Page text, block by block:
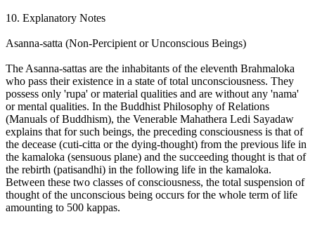
10. Explanatory Notes
Asanna-satta (Non-Percipient or Unconscious Beings)
The Asanna-sattas are the inhabitants of the eleventh Brahmaloka
who pass their existence in a state of total unconsciousness. They
possess only 'rupa' or material qualities and are without any 'nama'
or mental qualities. In the Buddhist Philosophy of Relations
(Manuals of Buddhism), the Venerable Mahathera Ledi Sayadaw
explains that for such beings, the preceding consciousness is that of
the decease (cuti-citta or the dying-thought) from the previous life in
the kamaloka (sensuous plane) and the succeeding thought is that of
the rebirth (patisandhi) in the following life in the kamaloka.
Between these two classes of consciousness, the total suspension of
thought of the unconscious being occurs for the whole term of life
amounting to 500 kappas.